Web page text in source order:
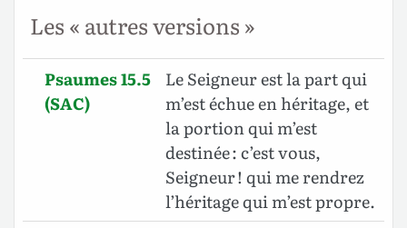
Les « autres versions »
Psaumes 15.5
(SAC)
Le Seigneur est la part qui
m’est échue en héritage, et
la portion qui m’est
destinée : c’est vous,
Seigneur ! qui me rendrez
l’héritage qui m’est propre.